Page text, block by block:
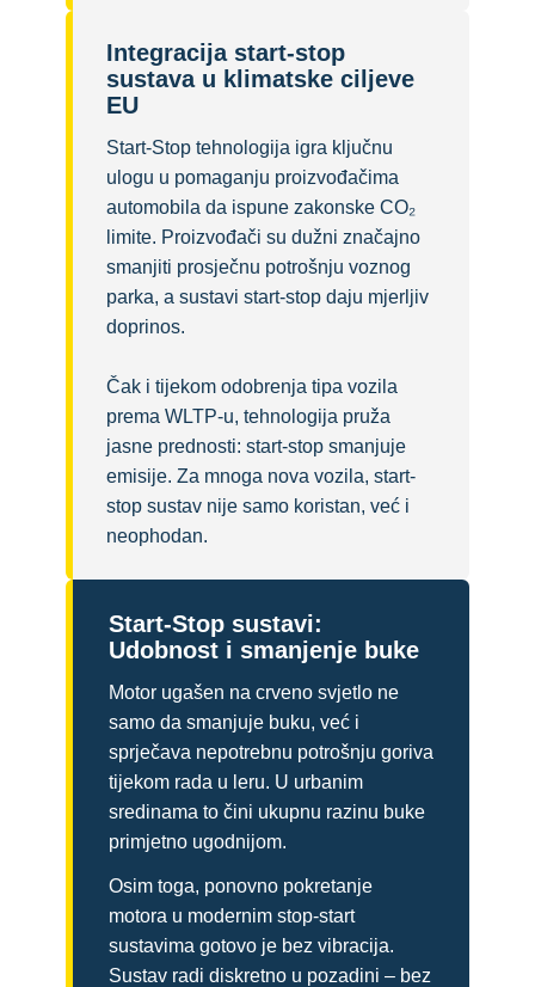
Integracija start-stop
sustava u klimatske ciljeve
EU
Start-Stop tehnologija igra ključnu
ulogu u pomaganju proizvođačima
automobila da ispune zakonske CO₂
limite. Proizvođači su dužni značajno
smanjiti prosječnu potrošnju voznog
parka, a sustavi start-stop daju mjerljiv
doprinos.
Čak i tijekom odobrenja tipa vozila
prema WLTP-u, tehnologija pruža
jasne prednosti: start-stop smanjuje
emisije. Za mnoga nova vozila, start-
stop sustav nije samo koristan, već i
neophodan.
Start-Stop sustavi:
Udobnost i smanjenje buke
Motor ugašen na crveno svjetlo ne
samo da smanjuje buku, već i
sprječava nepotrebnu potrošnju goriva
tijekom rada u leru. U urbanim
sredinama to čini ukupnu razinu buke
primjetno ugodnijom.
Osim toga, ponovno pokretanje
motora u modernim stop-start
sustavima gotovo je bez vibracija.
Sustav radi diskretno u pozadini – bez